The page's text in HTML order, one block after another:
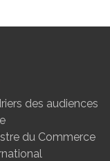
des audiences
du Commerce